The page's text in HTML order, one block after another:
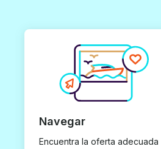
Navegar
Encuentra la oferta adecuada